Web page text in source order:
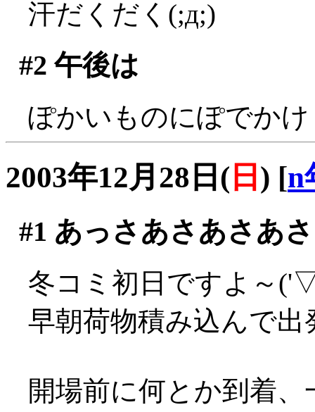
汗だくだく(;д;)
#2 午後は
ぽかいものにぽでかけ
2003年12月28日( 日 ) [n
#1 あっさあさあさあ
冬コミ初日ですよ～
早朝荷物積み込んで
開場前に何とか到着